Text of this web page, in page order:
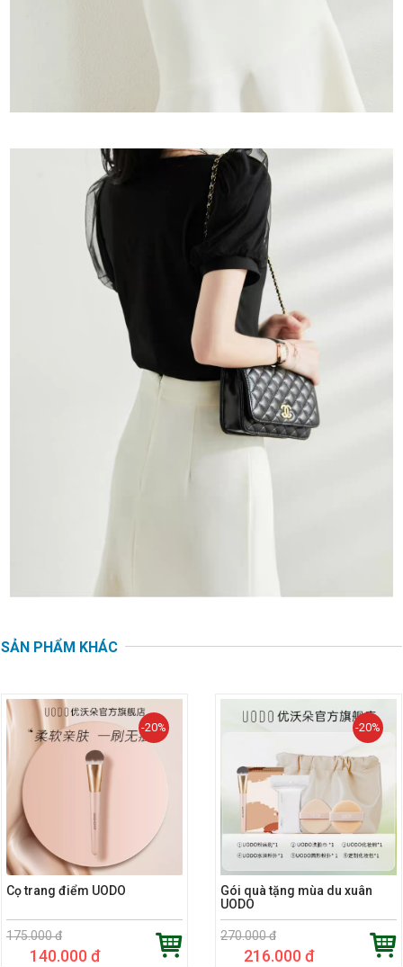
SẢN PHẨM KHÁC
-20%
Cọ trang điểm UODO
175.000 đ
140.000 đ
-20%
Gói quà tặng mùa du xuân
UODO
270.000 đ
216.000 đ